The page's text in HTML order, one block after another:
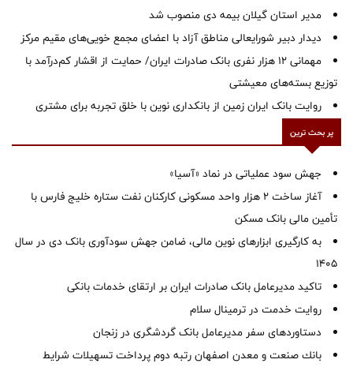
‌مدیر استان گیلان بیمه دی منصوب شد
دیدار دبیر شورایعالی مناطق آزاد با اعضای مجمع خویی‌های مقیم مرکز
مهمانی ۱۲ هزار نفری بانک صادرات ایران/ حمایت از اقشار کم‌درآمد با
توزیع بسته‌های معیشتی
روایت بانک ایران زمین از بانکداری نوین با خلق تجربه برای مشتری
پر بحث ترین
جهش سود عملیاتی در نماد «آسیا»
آغاز ساخت ۲ هزار واحد مسکونی کارکنان نفت ستاره خلیج فارس با
تأمین مالی بانک مسکن
به کارگیری ابزارهای نوین مالی، ضامن جهش سودآوری بانک دی در سال
1405
تاکید مدیرعامل بانک صادرات ایران بر ارتقای خدمات بانکی
روایت خدمت در ترمینال سلام
دستاوردهای سفر مدیرعامل بانک گردشگری در زنجان
بانك صنعت و معدن اصفهان رتبه دوم پرداخت تسهیلات شرایط